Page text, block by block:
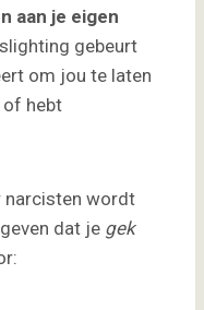
aan je eigen
gebeurt
om jou te laten
of hebt
narcisten wordt
dat je gek